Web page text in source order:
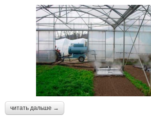
читать дальше →